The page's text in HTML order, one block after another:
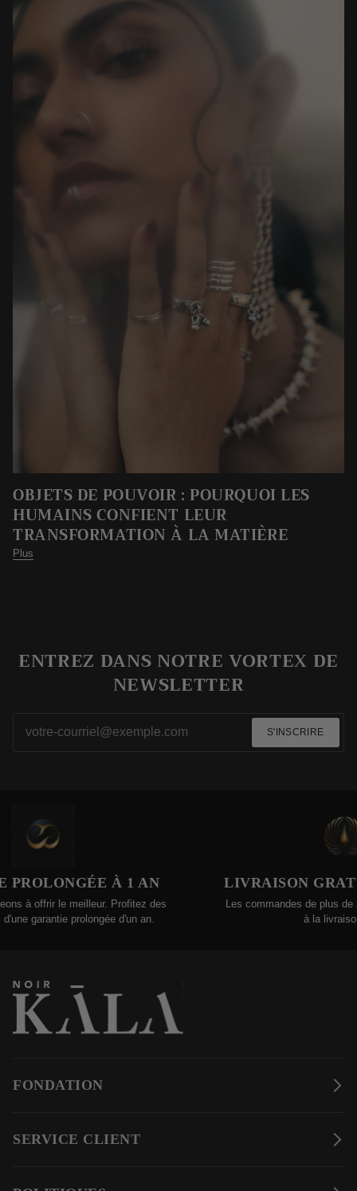
OBJETS DE POUVOIR : POURQUOI LES
HUMAINS CONFIENT LEUR
TRANSFORMATION À LA MATIÈRE
Plus
ENTREZ DANS NOTRE VORTEX DE
NEWSLETTER
S'INSCRIRE
À 1 AN
meilleur. Profitez des
prolongée d'un an.
LIVRAISON GRATUITE -
Les commandes de plus de 200 $ sont
à la livraison gratuite !
FONDATION
SERVICE CLIENT